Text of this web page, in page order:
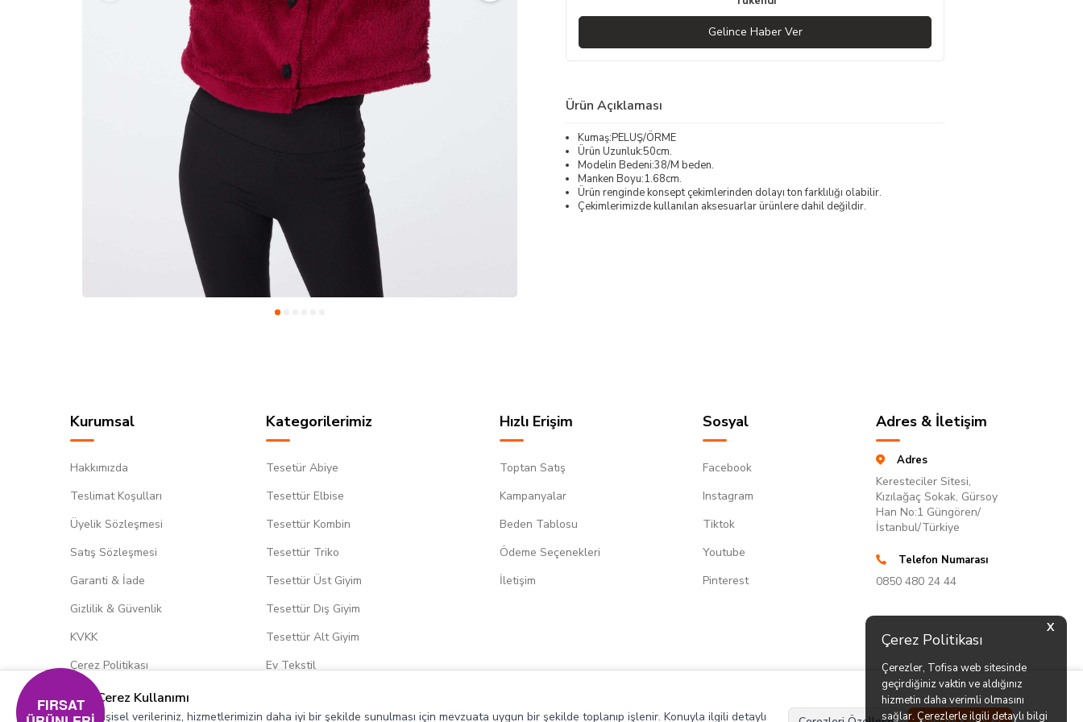
X
Çerez Politikası
Çerezler, Tofisa web sitesinde
geçirdiğiniz vaktin ve aldığınız
hizmetin daha verimli olmasını
sağlar. Çerezlerle ilgili detaylı bilgi
Gelince Haber Ver
Ürün Açıklaması
Kumaş:PELUŞ/ÖRME
Ürün Uzunluk:50cm.
Modelin Bedeni:38/M beden.
Manken Boyu:1.68cm.
Ürün renginde konsept çekimlerinden dolayı ton farklılığı olabilir.
Çekimlerimizde kullanılan aksesuarlar ürünlere dahil değildir.
Kurumsal
Hakkımızda
Teslimat Koşulları
Üyelik Sözleşmesi
Satış Sözleşmesi
Garanti & İade
Gizlilik & Güvenlik
KVKK
Çerez Politikası
Kategorilerimiz
Tesetür Abiye
Tesettür Elbise
Tesettür Kombin
Tesettür Triko
Tesettür Üst Giyim
Tesettür Dış Giyim
Tesettür Alt Giyim
Ev Tekstil
Hızlı Erişim
Toptan Satış
Kampanyalar
Beden Tablosu
Ödeme Seçenekleri
İletişim
Sosyal
Facebook
Instagram
Tiktok
Youtube
Pinterest
Adres & İletişim
Adres
Keresteciler Sitesi,
Kızılağaç Sokak, Gürsoy
Han No:1 Güngören/
İstanbul/Türkiye
Telefon Numarası
0850 480 24 44
Çerez Kullanımı
Kişisel verileriniz, hizmetlerimizin daha iyi bir şekilde sunulması için mevzuata uygun bir şekilde toplanıp işlenir. Konuyla ilgili detaylı
FIRSAT